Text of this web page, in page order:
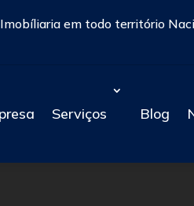
em todo território
Serviços Blog